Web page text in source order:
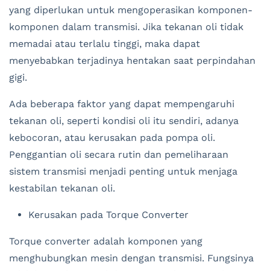
yang diperlukan untuk mengoperasikan komponen-
komponen dalam transmisi. Jika tekanan oli tidak
memadai atau terlalu tinggi, maka dapat
menyebabkan terjadinya hentakan saat perpindahan
gigi.
Ada beberapa faktor yang dapat mempengaruhi
tekanan oli, seperti kondisi oli itu sendiri, adanya
kebocoran, atau kerusakan pada pompa oli.
Penggantian oli secara rutin dan pemeliharaan
sistem transmisi menjadi penting untuk menjaga
kestabilan tekanan oli.
Kerusakan pada Torque Converter
Torque converter adalah komponen yang
menghubungkan mesin dengan transmisi. Fungsinya